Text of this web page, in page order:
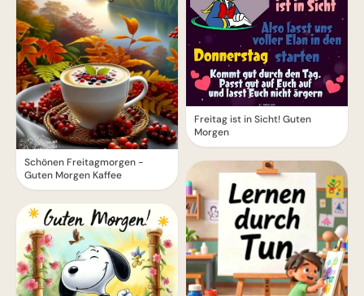
Schönen Freitagmorgen -
Guten Morgen Kaffee
Freitag ist in Sicht! Guten
Morgen